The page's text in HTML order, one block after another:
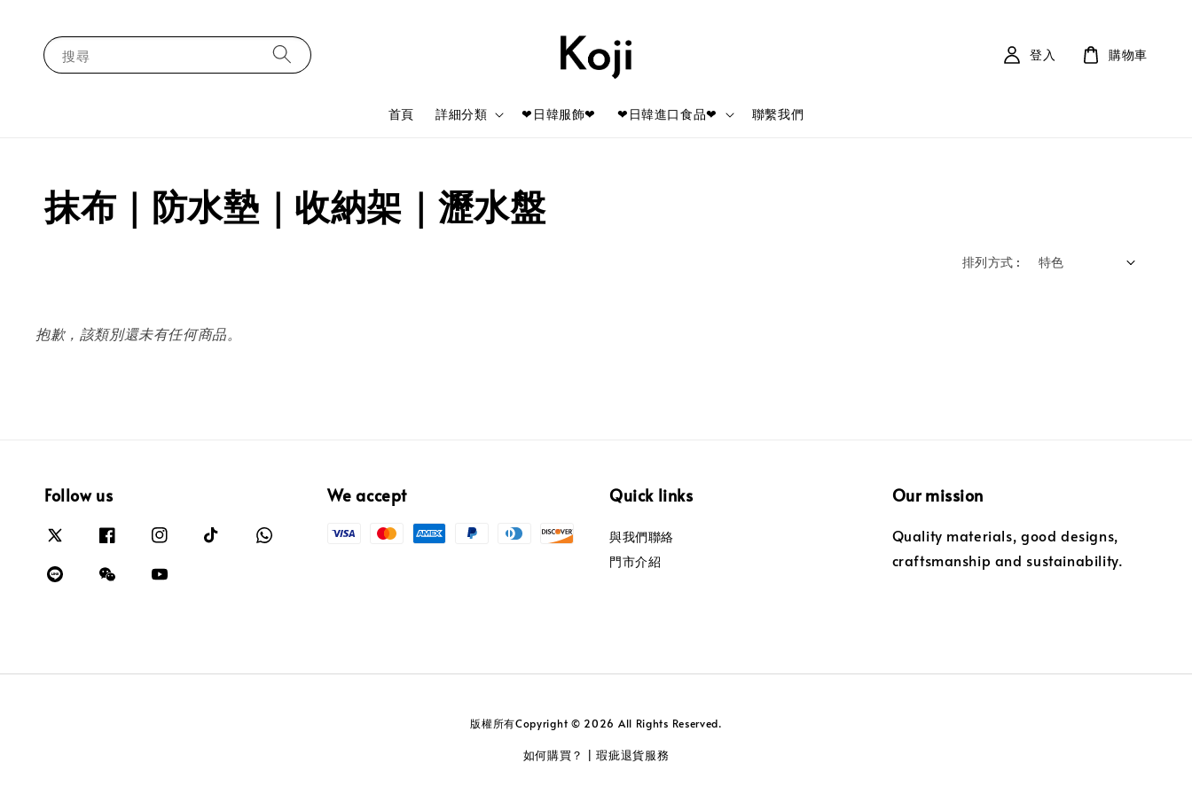
搜尋
首頁 詳細分類 ❤日韓服飾❤ ❤日韓進口食品❤ 聯繫我們
登入 購物車
抹布｜防水墊｜收納架｜瀝水盤
排列方式 :
抱歉，該類別還未有任何商品。
Follow us We accept Quick links
與我們聯絡
門市介紹
Our mission
Quality materials, good designs,
craftsmanship and sustainability.
版權所有Copyright © 2026 All Rights Reserved.
如何購買？ |瑕疵退貨服務